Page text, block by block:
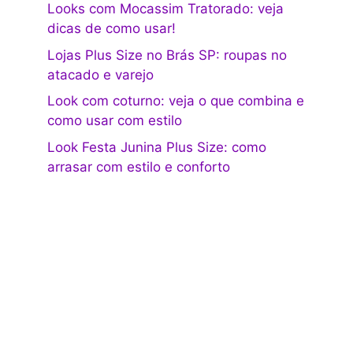
Looks com Mocassim Tratorado: veja
dicas de como usar!
Lojas Plus Size no Brás SP: roupas no
atacado e varejo
Look com coturno: veja o que combina e
como usar com estilo
Look Festa Junina Plus Size: como
arrasar com estilo e conforto